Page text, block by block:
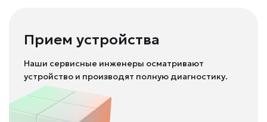
Прием устройства
Наши сервисные инженеры осматривают
устройство и производят полную диагностику.